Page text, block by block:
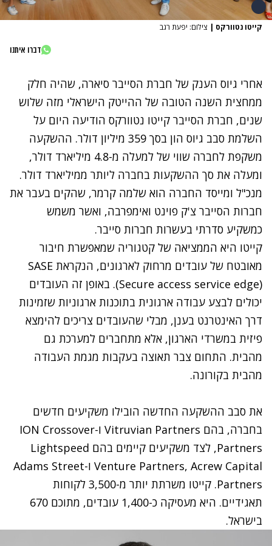
קייטו נטוורקס | צילום: יפעת רגב
דברו איתנו
אחרי גיוס הענק של חברת הסייבר סיארה, שהיה חלק
ממחצית השנה הטובה של ההייטק הישראלי מזה שלוש
שנים, חברת הסייבר קייטו נטוורקס הודיעה היום על
השלמת סבב גיוס הון בסך 359 מיליון דולר. ההשקעה
משקפת לחברה שווי של למעלה מ-4.8 מיליארד דולר,
ומעלה את סך ההשקעות בחברה ליותר ממיליארד דולר.
מנכ"ל ומייסד החברה הוא שלמה קרמר, שהקים בעבר את
חברות הסייבר צ'ק פוינט ואימפרבה, ואשר משמש
כמשקיע סדרתי בעשרות חברות סייבר.
קייטו היא הממציאה של קטגוריה שמאפשרת חיבור
מאובטח של עובדים מרחוק לארגונים, הנקראת SASE
(Secure access service edge ). באופן זה העובדים
יכולים לבצע עבודה ארגונית בתוכנות ארגוניות שזמינות
דרך האינטרנט בענן, מבלי שהעובדים צריכים להימצא
פיזית במשרדי הארגון, אלא מתחברים למערכת גם
מהבית. התחום צבר תאוצה בעקבות מגמת העבודה
מהבית בקורונה.
את סבב ההשקעה החדשה הובילו משקיעים חדשים
בחברה, בהם Vitruvian Partners ו-ION Crossover
Partners, לצד משקיעים קיימים בהם Lightspeed
Venture Partners, Acrew Capital ו-Adams Street
Partners
. קייטו משרתת יותר מ-3,500 לקוחות
תאגידיים. היא מעסיקה כ-⁠1,400 עובדים, מתוכם 670
בישראל.